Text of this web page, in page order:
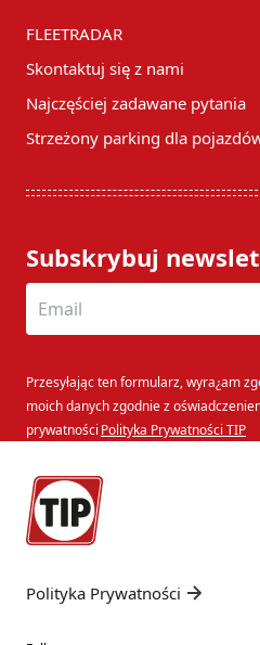
FLEETRADAR
Skontaktuj się z nami
Najczęściej zadawane pytania
Strzeżony parking dla
Subskrybuj
Przesyłając ten formularz, wyra¿am
moich danych zgodnie z
prywatności Polityka Prywatności TIP
Polityka Prywatności